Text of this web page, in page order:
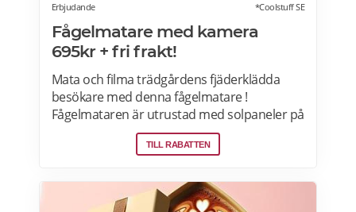
Erbjudande *Coolstuff SE
Fågelmatare med kamera
695kr + fri frakt!
Mata och filma trädgårdens fjäderklädda
besökare med denna fågelmatare !
Fågelmataren är utrustad med solpaneler på
taket och kan både fota och filma under
såväl dagtid som nattetid. Installationen är
adaptern, och du kan enkelt överföra
bilderna via den medföljande USB-kabeln.
TILL RABATTEN